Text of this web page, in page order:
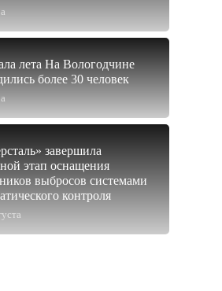
лета На Вологодчине
более 30 человек
завершила
этап оснащения
выбросов системами
контроля